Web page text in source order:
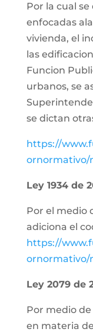
Por la cual
enfocadas
vivienda, el
las
Funcion
urbanos, se
se dictan
https://
ornormativo/
Ley 1934 de
Por el medio
adiciona el
https://
ornormativo/
Ley 2079 de
Por medio
en materia